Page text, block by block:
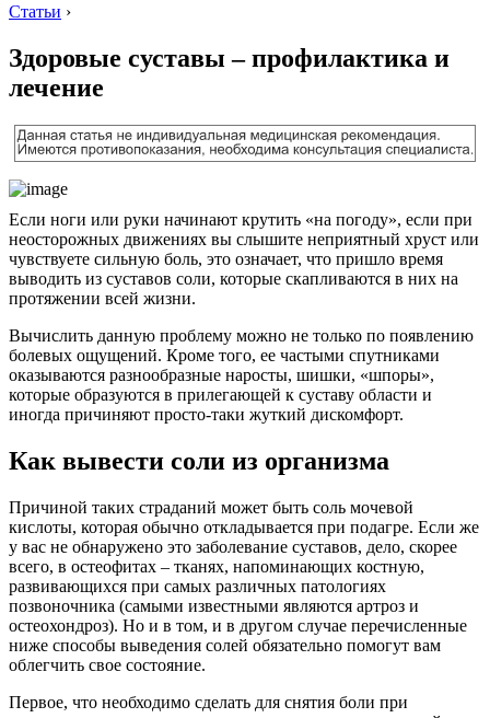
Статьи ›
Здоровые суставы – профилактика и
лечение
Если ноги или руки начинают крутить «на погоду», если при
неосторожных движениях вы слышите неприятный хруст или
чувствуете сильную боль, это означает, что пришло время
выводить из суставов соли, которые скапливаются в них на
протяжении всей жизни.
Вычислить данную проблему можно не только по появлению
болевых ощущений. Кроме того, ее частыми спутниками
оказываются разнообразные наросты, шишки, «шпоры»,
которые образуются в прилегающей к суставу области и
иногда причиняют просто-таки жуткий дискомфорт.
Как вывести соли из организма
Причиной таких страданий может быть соль мочевой
кислоты, которая обычно откладывается при подагре. Если же
у вас не обнаружено это заболевание суставов, дело, скорее
всего, в остеофитах – тканях, напоминающих костную,
развивающихся при самых различных патологиях
позвоночника (самыми известными являются артроз и
остеохондроз). Но и в том, и в другом случае перечисленные
ниже способы выведения солей обязательно помогут вам
облегчить свое состояние.
Первое, что необходимо сделать для снятия боли при